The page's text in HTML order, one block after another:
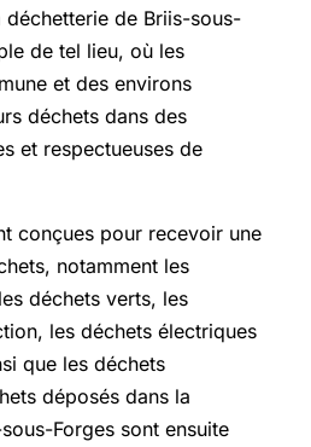
de Briis-sous-
de tel lieu, où les
et des environs
déchets dans des
et respectueuses de
conçues pour recevoir une
notamment les
déchets verts, les
les déchets électriques
que les déchets
déposés dans la
Forges sont ensuite